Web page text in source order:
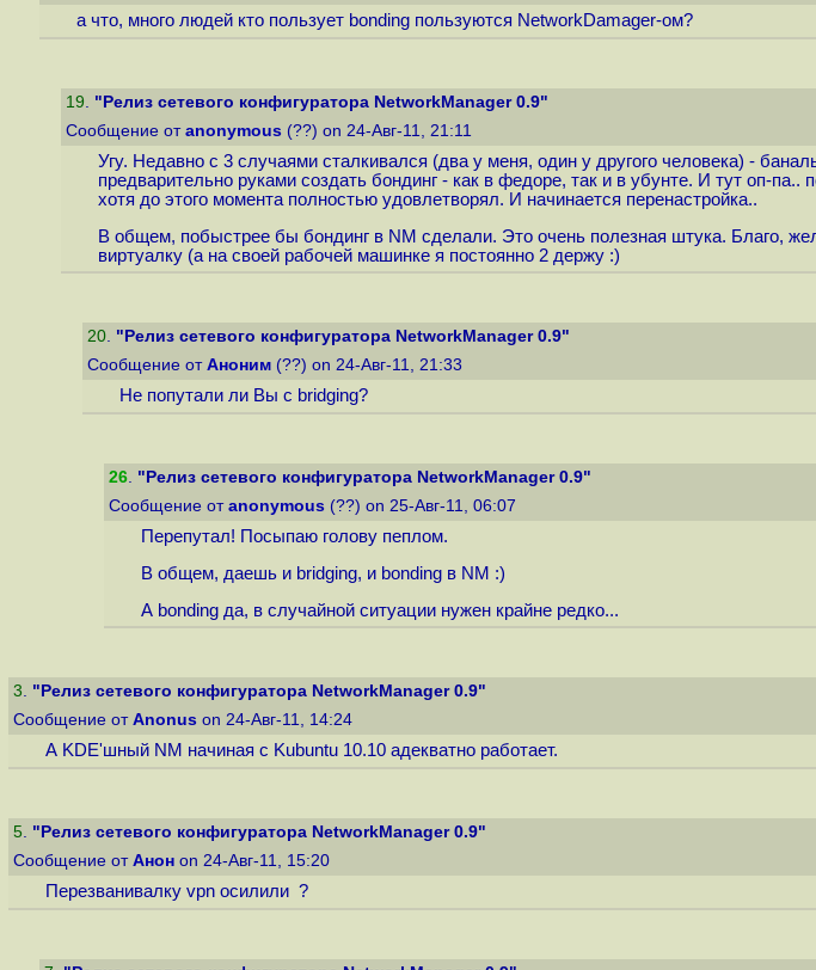
а что, много людей кто пользует bonding пользуются NetworkDamager-ом?
19. "Релиз сетевого конфигуратора NetworkManager 0.9"
Сообщение от anonymous (??) on 24-Авг-11, 21:11
Угу. Недавно с 3 случаями сталкивался (два у меня, один у другого человека) -
предварительно руками создать бондинг - как в федоре, так и в убунте. И тут оп-
хотя до этого момента полностью удовлетворял. И начинается перенастройка..
В общем, побыстрее бы бондинг в NM сделали. Это очень полезная штука. Благо,
виртуалку (а на своей рабочей машинке я постоянно 2 держу :)
20. "Релиз сетевого конфигуратора NetworkManager 0.9"
Сообщение от Аноним (??) on 24-Авг-11, 21:33
Не попутали ли Вы с bridging?
26. "Релиз сетевого конфигуратора NetworkManager 0.9"
Сообщение от anonymous (??) on 25-Авг-11, 06:07
Перепутал! Посыпаю голову пеплом.
В общем, даешь и bridging, и bonding в NM :)
А bonding да, в случайной ситуации нужен крайне редко...
3. "Релиз сетевого конфигуратора NetworkManager 0.9"
Сообщение от Anonus on 24-Авг-11, 14:24
А KDE'шный NM начиная с Kubuntu 10.10 адекватно работает.
5. "Релиз сетевого конфигуратора NetworkManager 0.9"
Сообщение от Анон on 24-Авг-11, 15:20
Перезванивалку vpn осилили ?